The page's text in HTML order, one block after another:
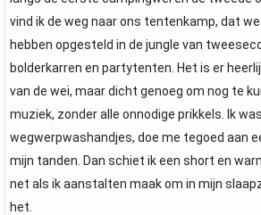
vind ik de weg naar ons tentenkamp, dat
hebben opgesteld in de jungle van
bolderkarren en partytenten. Het is er
van de wei, maar dicht genoeg om nog te
muziek, zonder alle onnodige prikkels. Ik
wegwerpwashandjes, doe me tegoed aan
mijn tanden. Dan schiet ik een short en
net als ik aanstalten maak om in mijn
het.